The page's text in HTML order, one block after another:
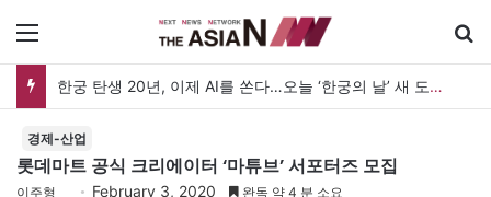
한궁 탄생 20년, 이제 AI를 쏜다…오늘 ‘한궁의 날’ 새 도약 선언
경제-산업
롯데마트 공식 크리에이터 ‘마튜브’ 서포터즈 모집
이주형 February 3, 2020 완독 약 4 분 소요